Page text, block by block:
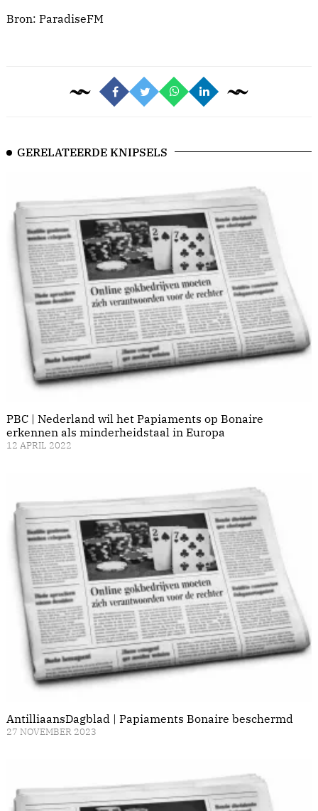
Bron: ParadiseFM
GERELATEERDE KNIPSELS
PBC | Nederland wil het Papiaments op Bonaire
erkennen als minderheidstaal in Europa
12 APRIL 2022
AntilliaansDagblad | Papiaments Bonaire beschermd
27 NOVEMBER 2023